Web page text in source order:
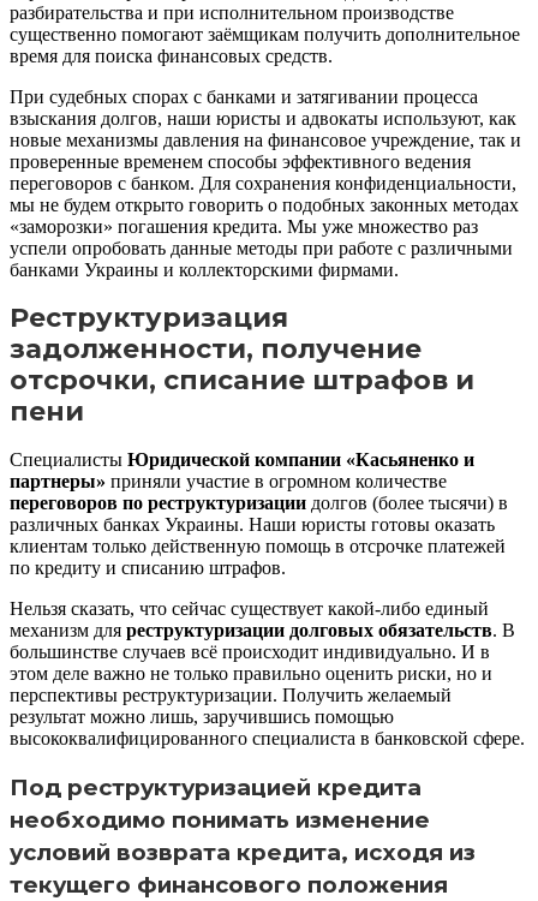
разбирательства и при исполнительном производстве
существенно помогают заёмщикам получить дополнительное
время для поиска финансовых средств.
При судебных спорах с банками и затягивании процесса
взыскания долгов, наши юристы и адвокаты используют, как
новые механизмы давления на финансовое учреждение, так и
проверенные временем способы эффективного ведения
переговоров с банком. Для сохранения конфиденциальности,
мы не будем открыто говорить о подобных законных методах
«заморозки» погашения кредита. Мы уже множество раз
успели опробовать данные методы при работе с различными
банками Украины и коллекторскими фирмами.
Реструктуризация
задолженности, получение
отсрочки, списание штрафов и
пени
Специалисты Юридической компании «Касьяненко и
партнеры» приняли участие в огромном количестве
переговоров по реструктуризации долгов (более тысячи) в
различных банках Украины. Наши юристы готовы оказать
клиентам только действенную помощь в отсрочке платежей
по кредиту и списанию штрафов.
Нельзя сказать, что сейчас существует какой-либо единый
механизм для реструктуризации долговых обязательств. В
большинстве случаев всё происходит индивидуально. И в
этом деле важно не только правильно оценить риски, но и
перспективы реструктуризации. Получить желаемый
результат можно лишь, заручившись помощью
высококвалифицированного специалиста в банковской сфере.
Под реструктуризацией кредита
необходимо понимать изменение
условий возврата кредита, исходя из
текущего финансового положения